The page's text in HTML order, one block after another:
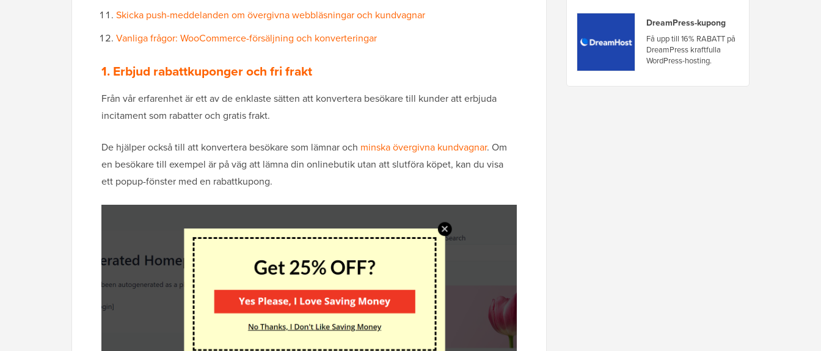
Skicka push-meddelanden om övergivna webbläsningar och kundvagnar
Vanliga frågor: WooCommerce-försäljning och konverteringar
1. Erbjud rabattkuponger och fri frakt
Från vår erfarenhet är ett av de enklaste sätten att konvertera besökare till kunder att erbjuda
incitament som rabatter och gratis frakt.
De hjälper också till att konvertera besökare som lämnar och minska övergivna kundvagnar. Om
en besökare till exempel är på väg att lämna din onlinebutik utan att slutföra köpet, kan du visa
ett popup-fönster med en rabattkupong.
DreamPress-kupong
Få upp till 16% RABATT på
DreamPress kraftfulla
WordPress-hosting.